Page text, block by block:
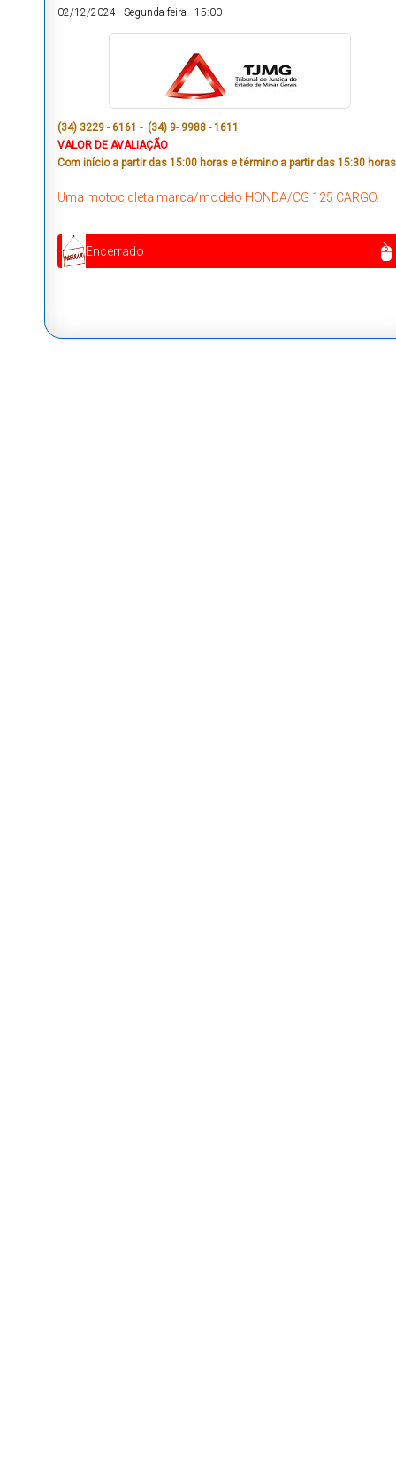
02/12/2024 - Segunda-feira - 15:00
(34) 3229 - 6161 - (34) 9- 9988 - 1611
VALOR DE AVALIAÇÃO
Com início a partir das 15:00 horas e término a partir das 15:30
Uma motocicleta marca/modelo HONDA/CG 125 CARGO.
Encerrado